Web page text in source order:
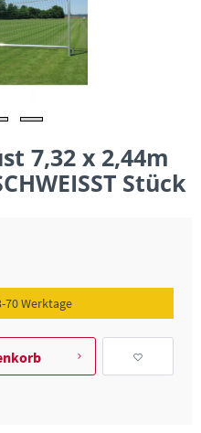
7,32 x 2,44m
Stück
70 Werktage